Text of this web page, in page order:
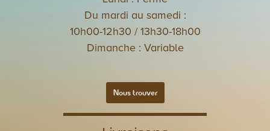
Du mardi au samedi :
10h00-12h30 / 13h30-18h00
Dimanche : Variable
Nous trouver